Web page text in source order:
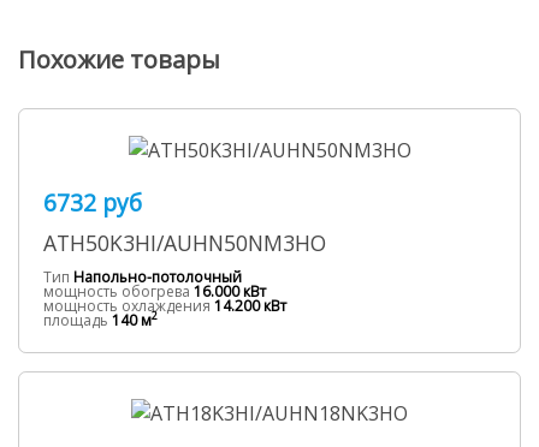
Похожие товары
6732 руб
ATH50K3HI/AUHN50NM3HO
Тип Напольно-потолочный
мощность обогрева 16.000 кВт
мощность охлаждения 14.200 кВт
площадь 140 м2